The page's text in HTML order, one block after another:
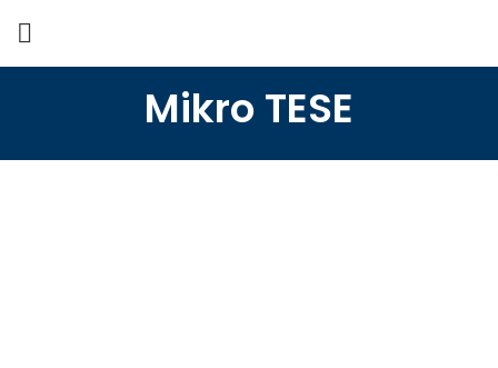
Mikro TESE